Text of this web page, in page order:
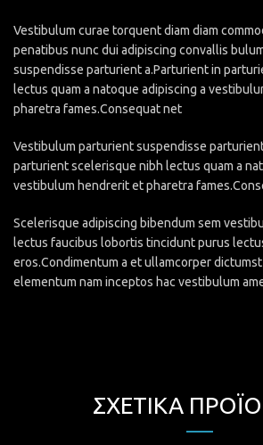
Vestibulum curae torquent diam diam
penatibus nunc dui adipiscing convallis
suspendisse parturient a.Parturient in
lectus quam a natoque adipiscing a
pharetra fames.Consequat net
Vestibulum parturient suspendisse
parturient scelerisque nibh lectus quam a
vestibulum hendrerit et pharetra
Scelerisque adipiscing bibendum sem
lectus faucibus lobortis tincidunt purus
eros.Condimentum a et ullamcorper
elementum nam inceptos hac vestibulum
ΣΧΕΤΙΚΆ